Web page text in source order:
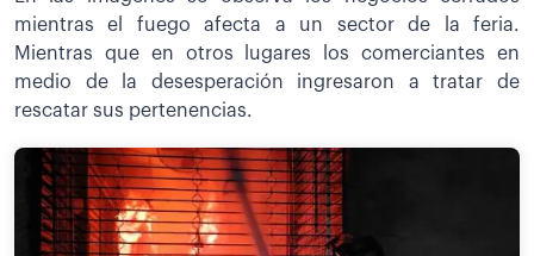
mientras el fuego afecta a un sector de la feria.
Mientras que en otros lugares los comerciantes en
medio de la desesperación ingresaron a tratar de
rescatar sus pertenencias.